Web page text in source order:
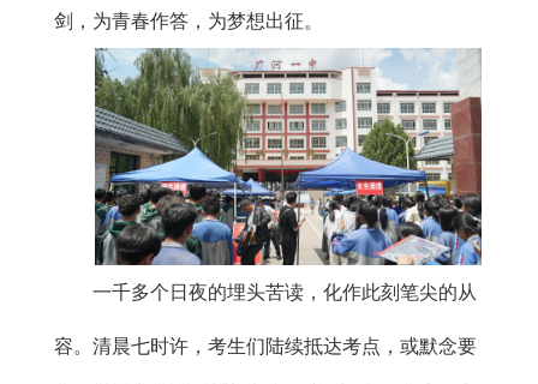
剑，为青春作答，为梦想出征。
一千多个日夜的埋头苦读，化作此刻笔尖的从
容。清晨七时许，考生们陆续抵达考点，或默念要